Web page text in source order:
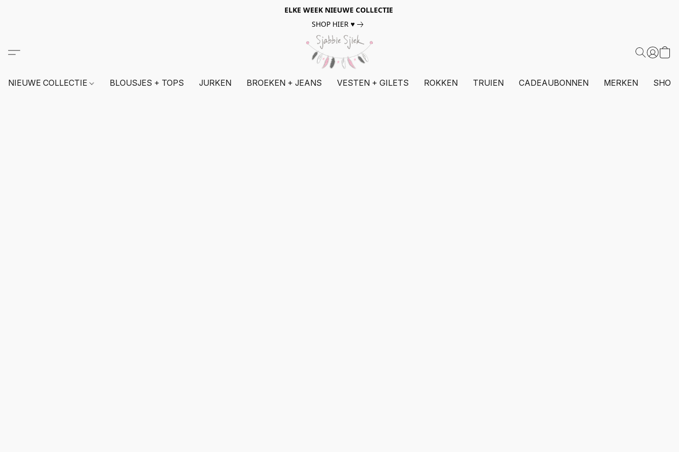
ELKE WEEK NIEUWE COLLECTIE
SHOP HIER ♥
NIEUWE COLLECTIE BLOUSJES + TOPS JURKEN BROEKEN + JEANS VESTEN + GILETS ROKKEN TRUIEN CADEAUBONNEN MERKEN SHOP